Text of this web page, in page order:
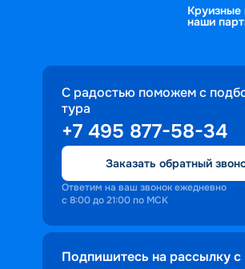
Круизные
наши
С радостью поможем с
тура
+7 495 877-58-34
Заказать обратный
Ответим на ваш звонок ежедневно
с 8:00 до 21:00 по МСК
Подпишитесь на рассылку с